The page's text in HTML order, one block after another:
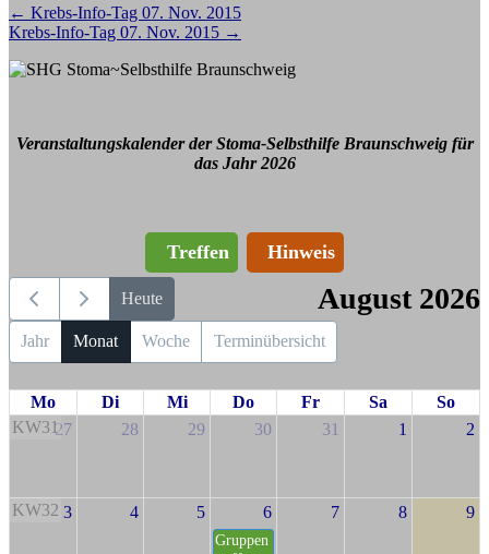
Beitragsnavigation
← Krebs-Info-Tag 07. Nov. 2015
Krebs-Info-Tag 07. Nov. 2015 →
Veranstaltungskalender der Stoma-Selbsthilfe Braunschweig für
das Jahr 2026
Treffen Hinweis
Heute August 2026
Jahr Monat Woche Terminübersicht
Mo Di Mi Do Fr Sa
So
KW3127 28 29 30 31 1 2
KW32 3 4 5 6
Gruppen
7 8 9